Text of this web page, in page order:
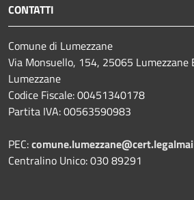
CONTATTI
Comune di Lumezzane
Via Monsuello, 154, 25065
Lumezzane
Codice Fiscale: 00451340178
Partita IVA: 00563590983
PEC:
Centralino Unico: 030 89291